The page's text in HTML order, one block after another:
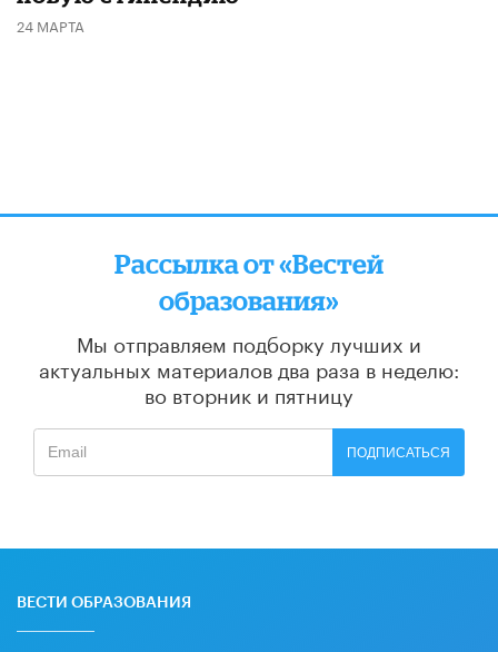
24 МАРТА
Рассылка от «Вестей
образования»
Мы отправляем подборку лучших и
актуальных материалов два раза в неделю:
во вторник и пятницу
ПОДПИСАТЬСЯ
ВЕСТИ ОБРАЗОВАНИЯ